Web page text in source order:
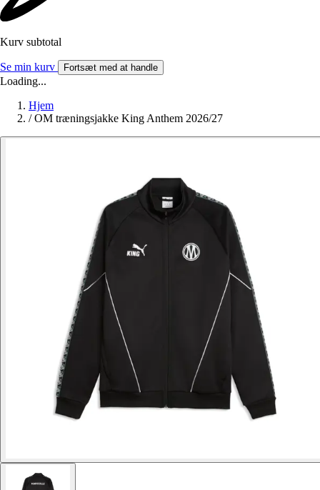
Kurv subtotal
Se min kurv Fortsæt med at handle
Loading...
Hjem
/ OM træningsjakke King Anthem 2026/27